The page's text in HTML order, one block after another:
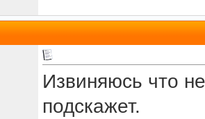
Извиняюсь что
подскажет.